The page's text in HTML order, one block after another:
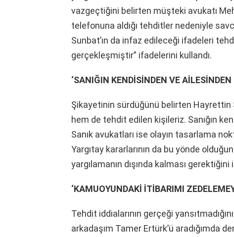
vazgeçtiğini belirten müşteki avukatı
telefonuna aldığı tehditler nedeniyle
Sunbat’ın da infaz edileceği ifadeleri
gerçekleşmiştir” ifadelerini kullandı.
‘SANIĞIN KENDİSİNDEN VE
Şikayetinin sürdüğünü belirten Hayrettin
hem de tehdit edilen kişileriz. Sanığın
Sanık avukatları ise olayın tasarlama
Yargıtay kararlarının da bu yönde
yargılamanın dışında kalması
‘KAMUOYUNDAKİ İTİBARIMI
Tehdit iddialarının gerçeği
arkadaşım Tamer Ertürk’ü aradığımda